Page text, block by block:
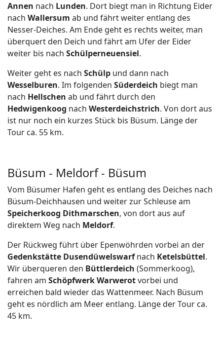
Annen nach Lunden. Dort biegt man in Richtung Eider
nach Wallersum ab und fährt weiter entlang des
Nesser-Deiches. Am Ende geht es rechts weiter, man
überquert den Deich und fährt am Ufer der Eider
weiter bis nach Schülperneuensiel.
Weiter geht es nach Schülp und dann nach
Wesselburen. Im folgenden Süderdeich biegt man
nach Hellschen ab und fährt durch den
Hedwigenkoog nach Westerdeichstrich. Von dort aus
ist nur noch ein kurzes Stück bis Büsum. Länge der
Tour ca. 55 km.
Büsum - Meldorf - Büsum
Vom Büsumer Hafen geht es entlang des Deiches nach
Büsum-Deichhausen und weiter zur Schleuse am
Speicherkoog Dithmarschen, von dort aus auf
direktem Weg nach Meldorf.
Der Rückweg führt über Epenwöhrden vorbei an der
Gedenkstätte Dusendüwelswarfnach Ketelsbüttel.
Wir überqueren den Büttlerdeich (Sommerkoog),
fahren am Schöpfwerk Warwerotvorbei und
erreichen bald wieder das Wattenmeer. Nach Büsum
geht es nördlich am Meer entlang. Länge der Tour ca.
45 km.